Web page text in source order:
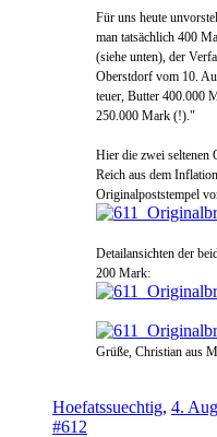
Für uns heute
man tatsächlich 400
(siehe unten), der
Oberstdorf vom 10.
teuer, Butter 400.000
250.000 Mark (!)."
Hier die zwei seltenen
Reich aus dem
Originalpoststempel
Detailansichten der
200 Mark:
Grüße, Christian aus
Hoefatssuechtig, 4.
#612